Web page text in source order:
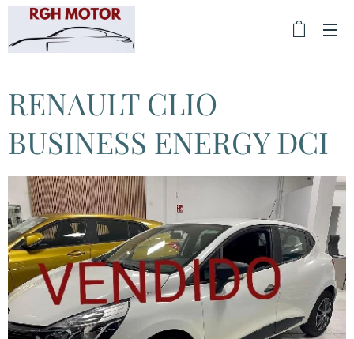
RENAULT CLIO
BUSINESS ENERGY DCI